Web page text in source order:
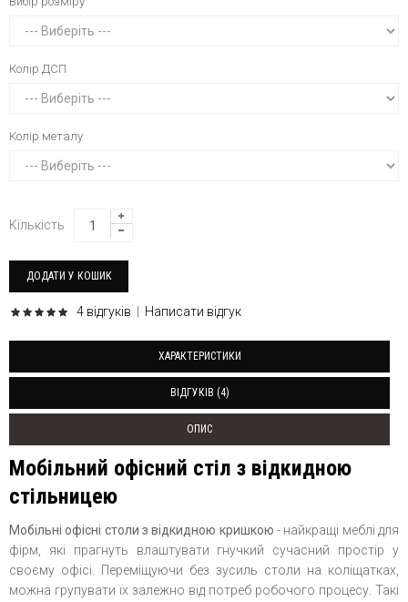
Колір ДСП
Колір металу
Кількість
4 відгуків Написати відгук
ХАРАКТЕРИСТИКИ
ВІДГУКІВ (4)
ОПИС
Мобільний офісний стіл з відкидною
стільницею
Мобільні офісні столи з відкидною кришкою - найкращі меблі для
фірм, які прагнуть влаштувати гнучкий сучасний простір у
своєму офісі. Переміщуючи без зусиль столи на коліщатках,
можна групувати їх залежно від потреб робочого процесу. Такі